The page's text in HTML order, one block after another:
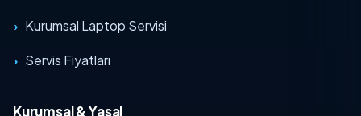
Kurumsal Laptop Servisi
Servis Fiyatları
Kurumsal & Yasal